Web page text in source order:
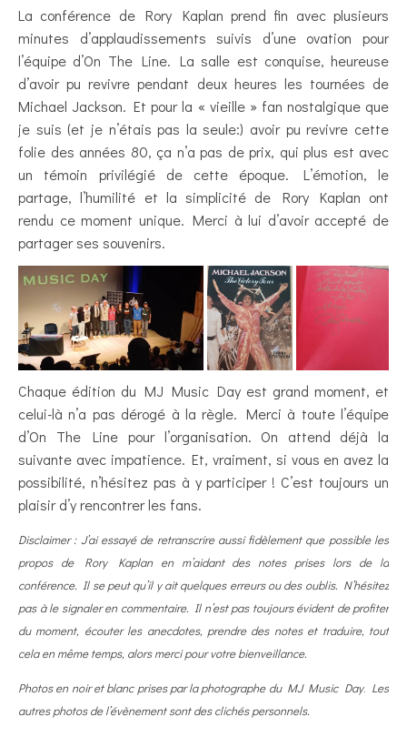
La conférence de Rory Kaplan prend fin avec plusieurs
minutes d’applaudissements suivis d’une ovation pour
l’équipe d’On The Line. La salle est conquise, heureuse
d’avoir pu revivre pendant deux heures les tournées de
Michael Jackson. Et pour la « vieille » fan nostalgique que
je suis (et je n’étais pas la seule:) avoir pu revivre cette
folie des années 80, ça n’a pas de prix, qui plus est avec
un témoin privilégié de cette époque. L’émotion, le
partage, l’humilité et la simplicité de Rory Kaplan ont
rendu ce moment unique. Merci à lui d’avoir accepté de
partager ses souvenirs.
Chaque édition du MJ Music Day est grand moment, et
celui-là n’a pas dérogé à la règle. Merci à toute l’équipe
d’On The Line pour l’organisation. On attend déjà la
suivante avec impatience. Et, vraiment, si vous en avez la
possibilité, n’hésitez pas à y participer ! C’est toujours un
plaisir d’y rencontrer les fans.
Disclaimer : J’ai essayé de retranscrire aussi fidèlement que possible les
propos de Rory Kaplan en m’aidant des notes prises lors de la
conférence. Il se peut qu’il y ait quelques erreurs ou des oublis. N’hésitez
pas à le signaler en commentaire. Il n’est pas toujours évident de profiter
du moment, écouter les anecdotes, prendre des notes et traduire, tout
cela en même temps, alors merci pour votre bienveillance.
Photos en noir et blanc prises par la photographe du MJ Music Day. Les
autres photos de l’évènement sont des clichés personnels.